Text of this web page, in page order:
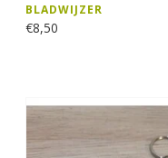
BLADWIJZER
€8,50